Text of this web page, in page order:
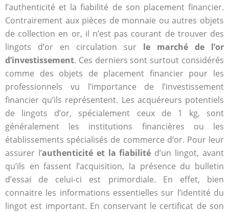
l’authenticité et la fiabilité de son placement financier.
Contrairement aux pièces de monnaie ou autres objets
de collection en or, il n’est pas courant de trouver des
lingots d’or en circulation sur le marché de l’or
d’investissement. Ces derniers sont surtout considérés
comme des objets de placement financier pour les
professionnels vu l’importance de l’investissement
financier qu’ils représentent. Les acquéreurs potentiels
de lingots d’or, spécialement ceux de 1 kg, sont
généralement les institutions financières ou les
établissements spécialisés de commerce d’or. Pour leur
assurer l’authenticité et la fiabilité d’un lingot, avant
qu’ils en fassent l’acquisition, la présence du bulletin
d’essai de celui-ci est primordiale. En effet, bien
connaitre les informations essentielles sur l’identité du
lingot est important. En conservant le certificat de son